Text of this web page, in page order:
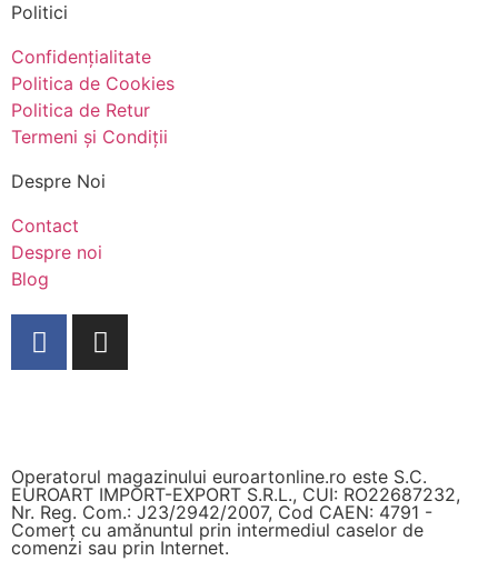
Politici
Confidențialitate
Politica de Cookies
Politica de Retur
Termeni și Condiții
Despre Noi
Contact
Despre noi
Blog
Operatorul magazinului euroartonline.ro este S.C.
EUROART IMPORT-EXPORT S.R.L., CUI: RO22687232,
Nr. Reg. Com.: J23/2942/2007, Cod CAEN: 4791 -
Comerț cu amănuntul prin intermediul caselor de
comenzi sau prin Internet.